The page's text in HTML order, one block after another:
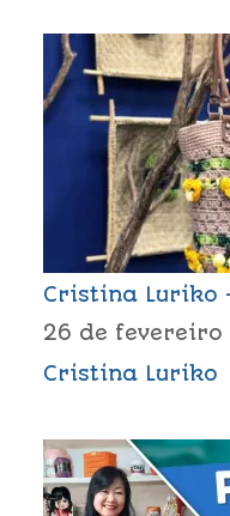
Cristina Luriko
26 de fevereiro
Cristina Luriko